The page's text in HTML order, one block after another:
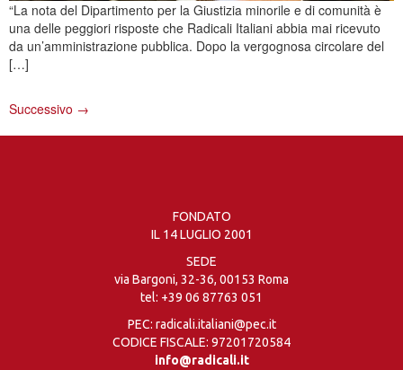
“La nota del Dipartimento per la Giustizia minorile e di comunità è
una delle peggiori risposte che Radicali Italiani abbia mai ricevuto
da un’amministrazione pubblica. Dopo la vergognosa circolare del
[…]
Successivo →
FONDATO
IL 14 LUGLIO 2001
SEDE
via Bargoni, 32-36, 00153 Roma
tel: +39 06 87763 051
PEC: radicali.italiani@pec.it
CODICE FISCALE: 97201720584
info@radicali.it